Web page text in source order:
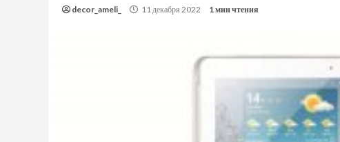
decor_ameli_ 11 декабря 2022 1 мин чтения